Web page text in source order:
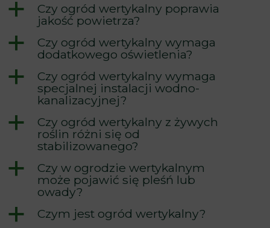
a
Czy ogród wertykalny poprawia
jakość powietrza?
a
Czy ogród wertykalny wymaga
dodatkowego oświetlenia?
a
Czy ogród wertykalny wymaga
specjalnej instalacji wodno-
kanalizacyjnej?
a
Czy ogród wertykalny z żywych
roślin różni się od
stabilizowanego?
a
Czy w ogrodzie wertykalnym
może pojawić się pleśń lub
owady?
a Czym jest ogród wertykalny?